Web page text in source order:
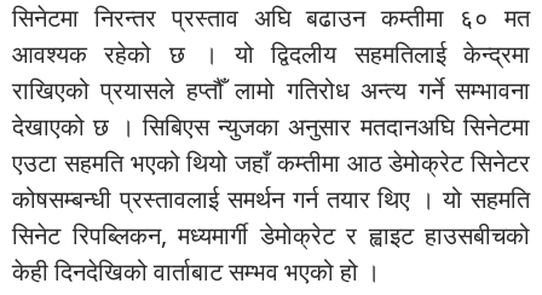
सिनेटमा निरन्तर प्रस्ताव अघि बढाउन कम्तीमा ६० मत
आवश्यक रहेको छ । यो द्विदलीय सहमतिलाई केन्द्रमा
राखिएको प्रयासले हप्तौँ लामो गतिरोध अन्त्य गर्ने सम्भावना
देखाएको छ । सिबिएस न्युजका अनुसार मतदानअघि सिनेटमा
एउटा सहमति भएको थियो जहाँ कम्तीमा आठ डेमोक्रेट सिनेटर
कोषसम्बन्धी प्रस्तावलाई समर्थन गर्न तयार थिए । यो सहमति
सिनेट रिपब्लिकन, मध्यमार्गी डेमोक्रेट र ह्वाइट हाउसबीचको
केही दिनदेखिको वार्ताबाट सम्भव भएको हो ।